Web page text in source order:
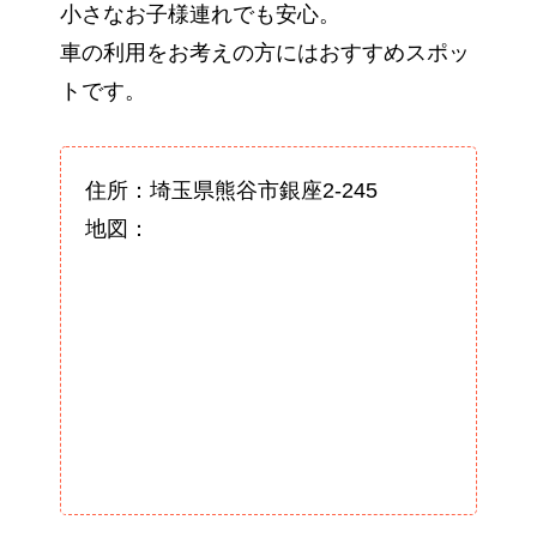
小さなお子様連れでも安心。
車の利用をお考えの方にはおすすめスポッ
トです。
住所：埼玉県熊谷市銀座2-245
地図：